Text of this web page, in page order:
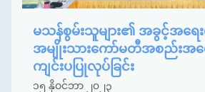
မသန်စွမ်းသူများ၏ အခွင့်အရေး
အမျိုးသားကော်မတီအစည်းအဝ
ကျင်းပပြုလုပ်ခြင်း
၁၅ နိုဝင်ဘာ ၂၀၂၃